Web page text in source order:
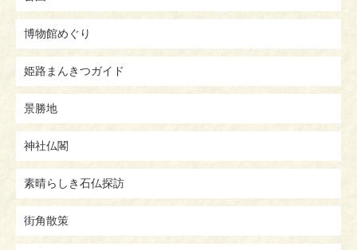
博物館めぐり
姫路まんきつガイド
景勝地
神社仏閣
素晴らしき石仏探訪
街角散策